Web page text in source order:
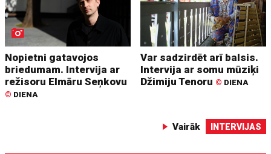
Nopietni gatavojos
briedumam. Intervija ar
režisoru Elmāru Seņkovu
© DIENA
Var sadzirdēt arī balsis.
Intervija ar somu mūziķi
Džimiju Tenoru © DIENA
Vairāk INTERVIJAS